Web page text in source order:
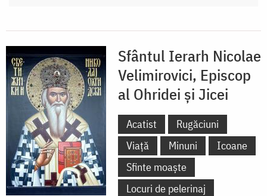
Sfântul Ierarh Nicolae
Velimirovici, Episcop
al Ohridei și Jicei
Acatist
Rugăciuni
Viață
Minuni
Icoane
Sfinte moaște
Locuri de pelerinaj